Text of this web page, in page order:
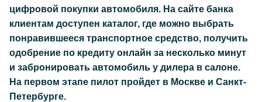
цифровой покупки автомобиля. На сайте банка
клиентам доступен каталог, где можно выбрать
понравившееся транспортное средство, получить
одобрение по кредиту онлайн за несколько минут
и забронировать автомобиль у дилера в салоне.
На первом этапе пилот пройдет в Москве и Санкт-
Петербурге.